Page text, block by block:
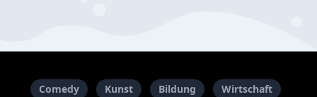
Comedy Kunst Bildung
Wirtschaft